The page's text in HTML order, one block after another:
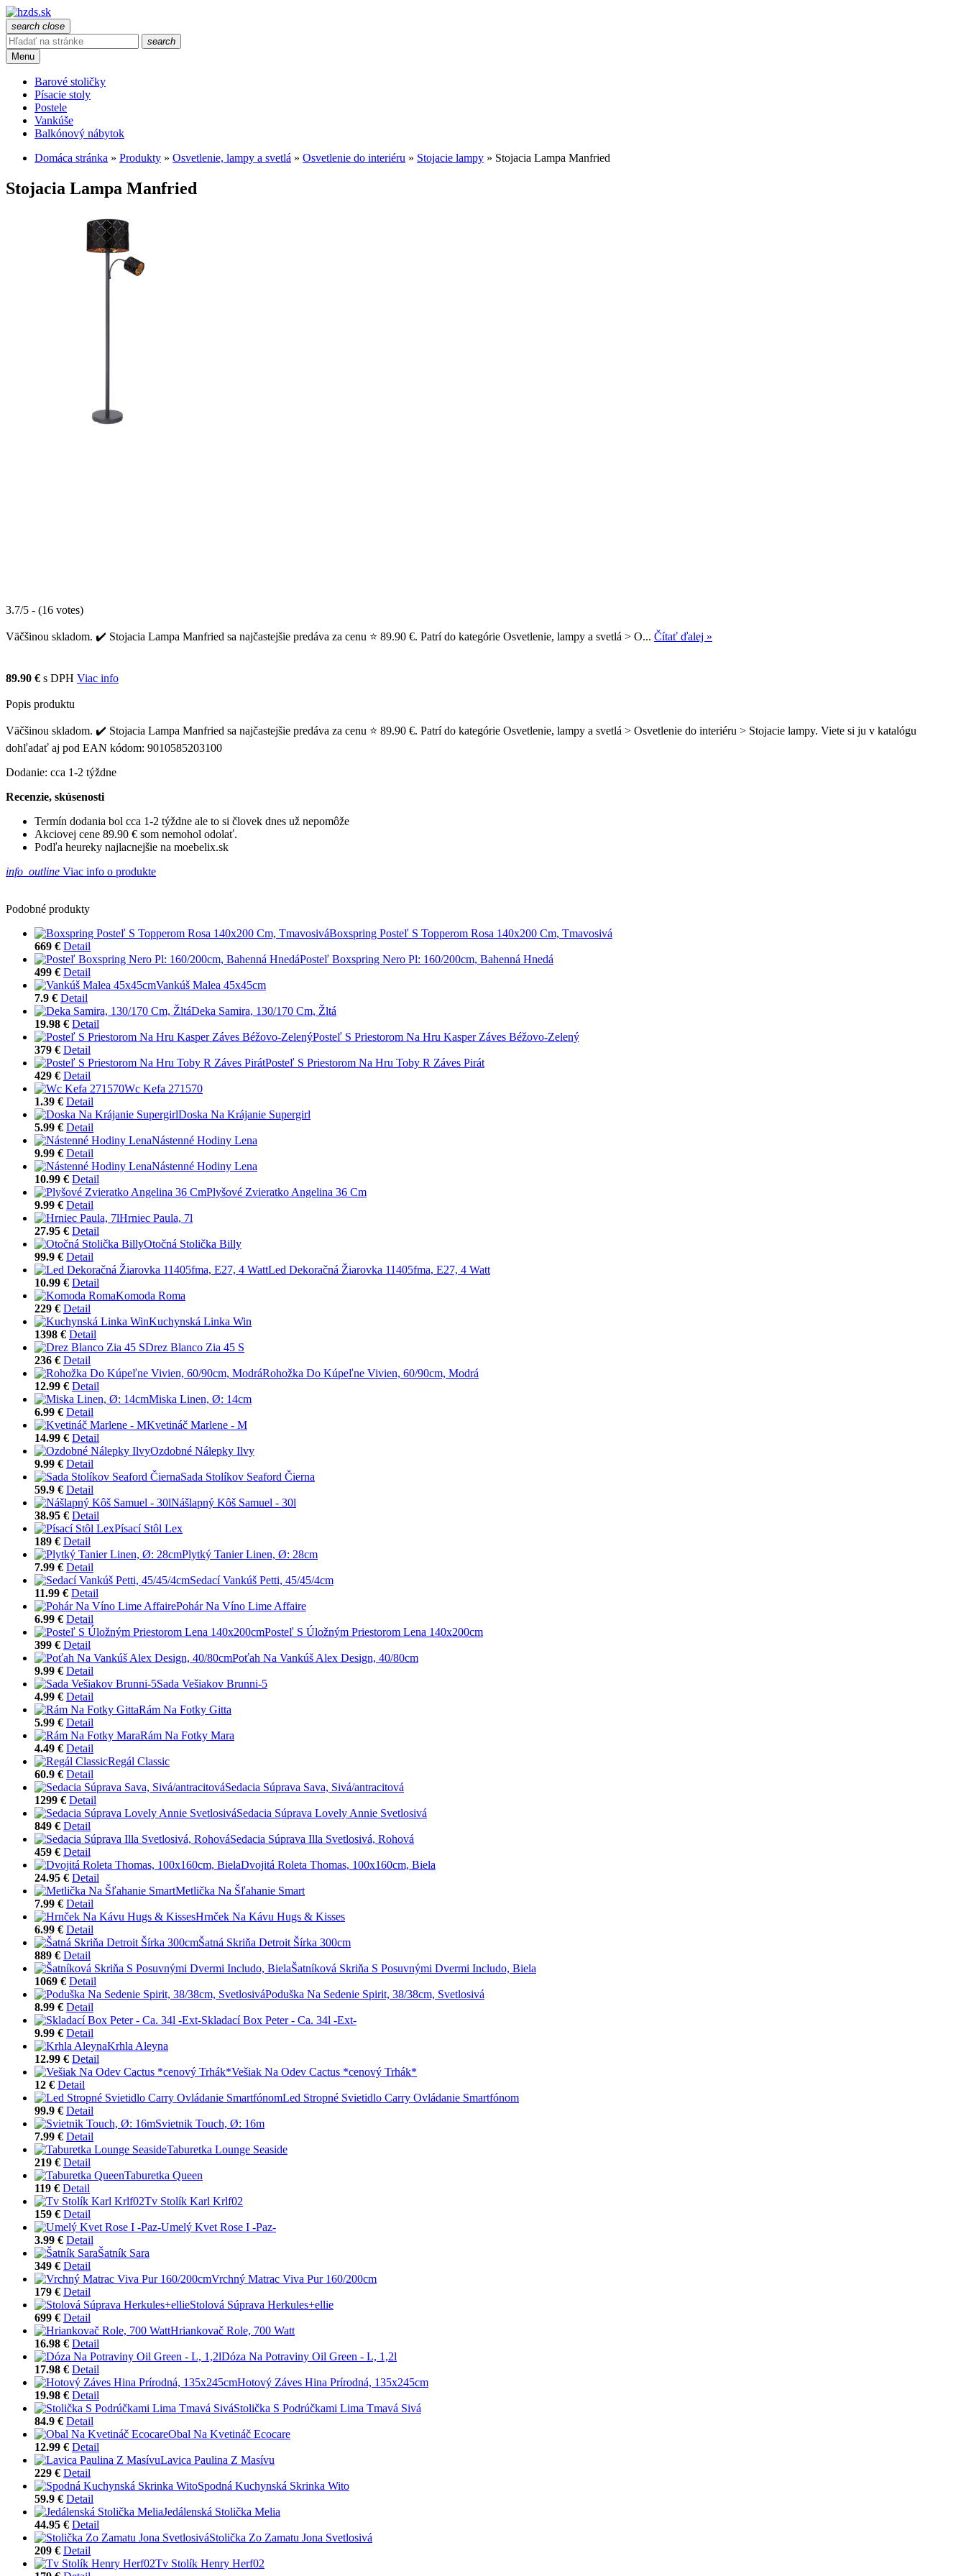
search close
search
Menu
Barové stoličky
Písacie stoly
Postele
Vankúše
Balkónový nábytok
Domáca stránka » Produkty » Osvetlenie, lampy a svetlá » Osvetlenie do interiéru » Stojacie lampy » Stojacia Lampa Manfried
Stojacia Lampa Manfried
3.7/5 - (16 votes)
Väčšinou skladom. ✔️ Stojacia Lampa Manfried sa najčastejšie predáva za cenu ⭐ 89.90 €. Patrí do kategórie Osvetlenie, lampy a svetlá > O... Čítať ďalej »
89.90 € s DPH Viac info
Popis produktu
Väčšinou skladom. ✔️ Stojacia Lampa Manfried sa najčastejšie predáva za cenu ⭐ 89.90 €. Patrí do kategórie Osvetlenie, lampy a svetlá > Osvetlenie do interiéru > Stojacie lampy. Viete si ju v katalógu
dohľadať aj pod EAN kódom: 9010585203100
Dodanie: cca 1-2 týždne
Recenzie, skúsenosti
Termín dodania bol cca 1-2 týždne ale to si človek dnes už nepomôže
Akciovej cene 89.90 € som nemohol odolať.
Podľa heureky najlacnejšie na moebelix.sk
info_outline Viac info o produkte
Podobné produkty
Boxspring Posteľ S Topperom Rosa 140x200 Cm, Tmavosivá
669 € Detail
Posteľ Boxspring Nero Pl: 160/200cm, Bahenná Hnedá
499 € Detail
Vankúš Malea 45x45cm
7.9 € Detail
Deka Samira, 130/170 Cm, Žltá
19.98 € Detail
Posteľ S Priestorom Na Hru Kasper Záves Béžovo-Zelený
379 € Detail
Posteľ S Priestorom Na Hru Toby R Záves Pirát
429 € Detail
Wc Kefa 271570
1.39 € Detail
Doska Na Krájanie Supergirl
5.99 € Detail
Nástenné Hodiny Lena
9.99 € Detail
Nástenné Hodiny Lena
10.99 € Detail
Plyšové Zvieratko Angelina 36 Cm
9.99 € Detail
Hrniec Paula, 7l
27.95 € Detail
Otočná Stolička Billy
99.9 € Detail
Led Dekoračná Žiarovka 11405fma, E27, 4 Watt
10.99 € Detail
Komoda Roma
229 € Detail
Kuchynská Linka Win
1398 € Detail
Drez Blanco Zia 45 S
236 € Detail
Rohožka Do Kúpeľne Vivien, 60/90cm, Modrá
12.99 € Detail
Miska Linen, Ø: 14cm
6.99 € Detail
Kvetináč Marlene - M
14.99 € Detail
Ozdobné Nálepky Ilvy
9.99 € Detail
Sada Stolíkov Seaford Čierna
59.9 € Detail
Nášlapný Kôš Samuel - 30l
38.95 € Detail
Písací Stôl Lex
189 € Detail
Plytký Tanier Linen, Ø: 28cm
7.99 € Detail
Sedací Vankúš Petti, 45/45/4cm
11.99 € Detail
Pohár Na Víno Lime Affaire
6.99 € Detail
Posteľ S Úložným Priestorom Lena 140x200cm
399 € Detail
Poťah Na Vankúš Alex Design, 40/80cm
9.99 € Detail
Sada Vešiakov Brunni-5
4.99 € Detail
Rám Na Fotky Gitta
5.99 € Detail
Rám Na Fotky Mara
4.49 € Detail
Regál Classic
60.9 € Detail
Sedacia Súprava Sava, Sivá/antracitová
1299 € Detail
Sedacia Súprava Lovely Annie Svetlosivá
849 € Detail
Sedacia Súprava Illa Svetlosivá, Rohová
459 € Detail
Dvojitá Roleta Thomas, 100x160cm, Biela
24.95 € Detail
Metlička Na Šľahanie Smart
7.99 € Detail
Hrnček Na Kávu Hugs & Kisses
6.99 € Detail
Šatná Skriňa Detroit Šírka 300cm
889 € Detail
Šatníková Skriňa S Posuvnými Dvermi Includo, Biela
1069 € Detail
Poduška Na Sedenie Spirit, 38/38cm, Svetlosivá
8.99 € Detail
Skladací Box Peter - Ca. 34l -Ext-
9.99 € Detail
Krhla Aleyna
12.99 € Detail
Vešiak Na Odev Cactus *cenový Trhák*
12 € Detail
Led Stropné Svietidlo Carry Ovládanie Smartfónom
99.9 € Detail
Svietnik Touch, Ø: 16m
7.99 € Detail
Taburetka Lounge Seaside
219 € Detail
Taburetka Queen
119 € Detail
Tv Stolík Karl Krlf02
159 € Detail
Umelý Kvet Rose I -Paz-
3.99 € Detail
Šatník Sara
349 € Detail
Vrchný Matrac Viva Pur 160/200cm
179 € Detail
Stolová Súprava Herkules+ellie
699 € Detail
Hriankovač Role, 700 Watt
16.98 € Detail
Dóza Na Potraviny Oil Green - L, 1,2l
17.98 € Detail
Hotový Záves Hina Prírodná, 135x245cm
19.98 € Detail
Stolička S Podrúčkami Lima Tmavá Sivá
84.9 € Detail
Obal Na Kvetináč Ecocare
12.99 € Detail
Lavica Paulina Z Masívu
229 € Detail
Spodná Kuchynská Skrinka Wito
59.9 € Detail
Jedálenská Stolička Melia
44.95 € Detail
Stolička Zo Zamatu Jona Svetlosivá
209 € Detail
Tv Stolík Henry Herf02